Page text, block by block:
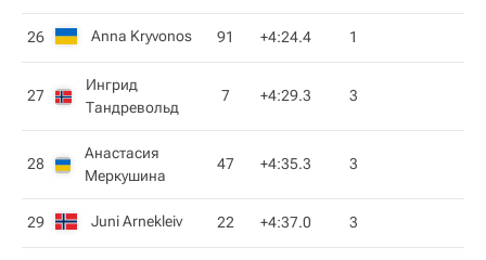
26 Anna Kryvonos 91 +4:24.4 1
27
Ингрид
Тандревольд
7 +4:29.3 3
28
Анастасия
Меркушина
47 +4:35.3 3
29 Juni Arnekleiv 22 +4:37.0 3